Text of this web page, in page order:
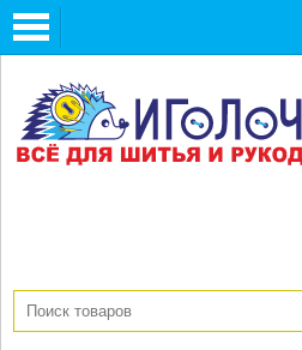
Toggle
navigation